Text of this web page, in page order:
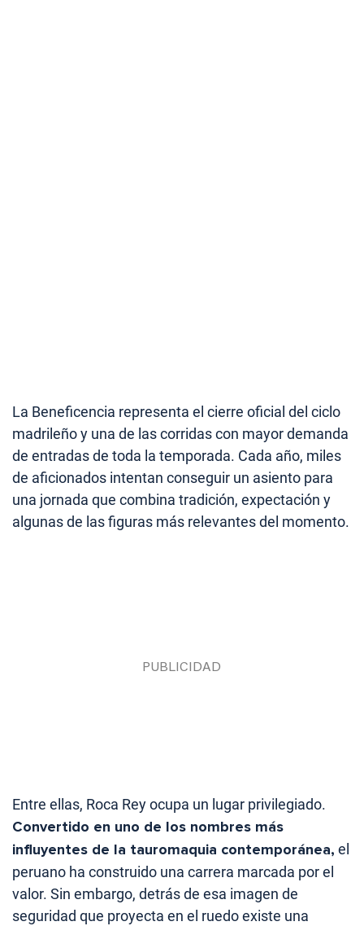
La Beneficencia representa el cierre oficial del ciclo
madrileño y una de las corridas con mayor demanda
de entradas de toda la temporada. Cada año, miles
de aficionados intentan conseguir un asiento para
una jornada que combina tradición, expectación y
algunas de las figuras más relevantes del momento.
Entre ellas, Roca Rey ocupa un lugar privilegiado.
Convertido en uno de los nombres más
influyentes de la tauromaquia contemporánea, el
peruano ha construido una carrera marcada por el
valor. Sin embargo, detrás de esa imagen de
seguridad que proyecta en el ruedo existe una